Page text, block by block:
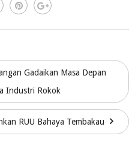
Gadaikan Masa Depan
Industri Rokok
RUU Bahaya Tembakau